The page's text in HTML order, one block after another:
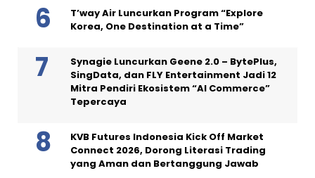
T’way Air Luncurkan Program “Explore
Korea, One Destination at a Time”
Synagie Luncurkan Geene 2.0 – BytePlus,
SingData, dan FLY Entertainment Jadi 12
Mitra Pendiri Ekosistem “AI Commerce”
Tepercaya
KVB Futures Indonesia Kick Off Market
Connect 2026, Dorong Literasi Trading
yang Aman dan Bertanggung Jawab